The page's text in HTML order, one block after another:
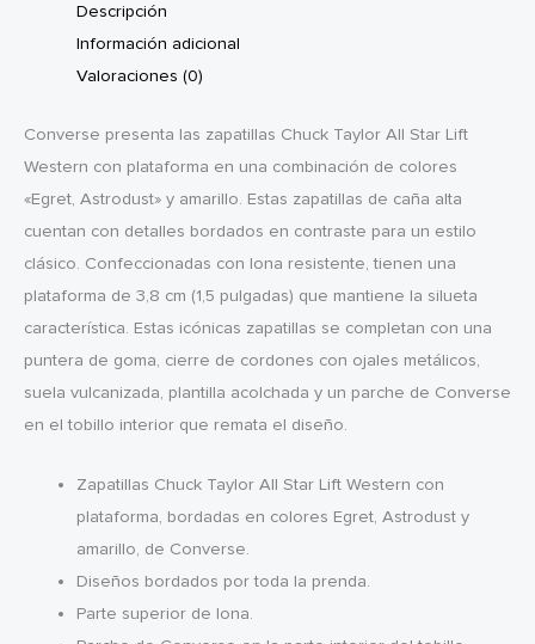
Descripción
Información adicional
Valoraciones (0)
Converse presenta las zapatillas Chuck Taylor All Star Lift
Western con plataforma en una combinación de colores
«Egret, Astrodust» y amarillo. Estas zapatillas de caña alta
cuentan con detalles bordados en contraste para un estilo
clásico. Confeccionadas con lona resistente, tienen una
plataforma de 3,8 cm (1,5 pulgadas) que mantiene la silueta
característica. Estas icónicas zapatillas se completan con una
puntera de goma, cierre de cordones con ojales metálicos,
suela vulcanizada, plantilla acolchada y un parche de Converse
en el tobillo interior que remata el diseño.
Zapatillas Chuck Taylor All Star Lift Western con
plataforma, bordadas en colores Egret, Astrodust y
amarillo, de Converse.
Diseños bordados por toda la prenda.
Parte superior de lona.